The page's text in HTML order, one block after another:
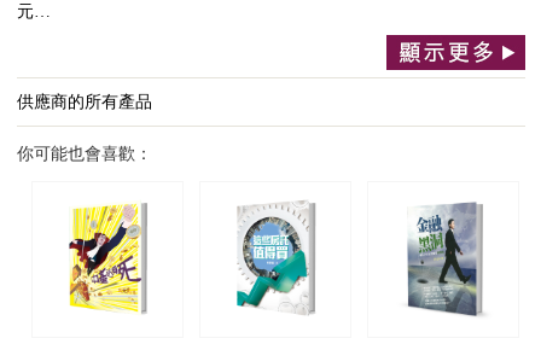
元…
供應商的所有產品
你可能也會喜歡：